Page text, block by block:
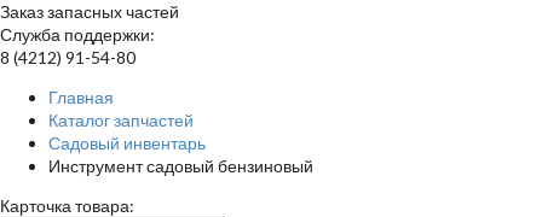
Заказ запасных частей
Служба поддержки:
8 (4212) 91-54-80
Главная
Каталог запчастей
Садовый инвентарь
Инструмент садовый бензиновый
Карточка товара: